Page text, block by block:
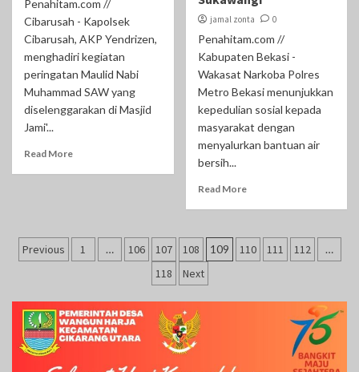
Penahitam.com //
Cibarusah - Kapolsek
Cibarusah, AKP Yendrizen,
menghadiri kegiatan
peringatan Maulid Nabi
Muhammad SAW yang
diselenggarakan di Masjid
Jami'...
Read More
jamal zonta 0
Penahitam.com //
Kabupaten Bekasi -
Wakasat Narkoba Polres
Metro Bekasi menunjukkan
kepedulian sosial kepada
masyarakat dengan
menyalurkan bantuan air
bersih...
Read More
Paginasi
Previous 1 … 106 107 108 109 110 111 112 …
118 Next